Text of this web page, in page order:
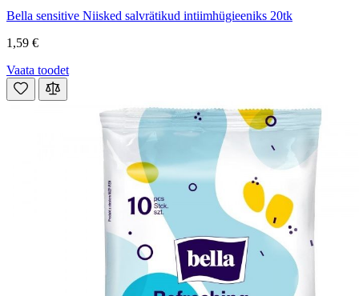
Bella sensitive Niisked salvrätikud intiimhügieeniks 20tk
1,59 €
Vaata toodet